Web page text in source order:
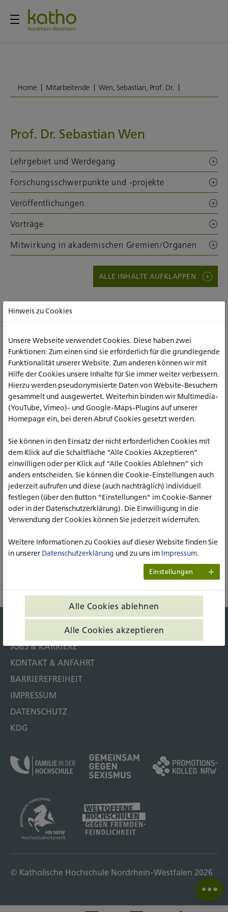
Home Mitarbeitende Wen, Sebastian, Prof. Dr.
Prof. Dr. Sebastian Wen
Lehrgebiet und Werdegang
Forschungsschwerpunkte und -projekte
Veröffentlichungen
Vorträge
Mitwirkung in akademischen Gremien/Organen
ALLE INHALTE AUFKLAPPEN
Prof. Dr. Sebastian Wen
Professor für Soziologie
Köln, Sozialwesen
0221 7757 375
s.wen(at)katho-nrw.de
Raum R316
DRUCKEN
JOBS & KARRIERE
KONTAKT & ANFAHRT
BARRIEREFREIHEIT
IMPRESSUM
DATENSCHUTZ
KDG
© Katholische Hochschule Nordrhein-Westfalen 2026
Hinweis zu Cookies
Unsere Webseite verwendet Cookies. Diese haben zwei
Funktionen: Zum einen sind sie erforderlich für die grundlegende
Funktionalität unserer Website. Zum anderen können wir mit
Hilfe der Cookies unsere Inhalte für Sie immer weiter verbessern.
Hierzu werden pseudonymisierte Daten von Website-Besuchern
gesammelt und ausgewertet. Weiterhin binden wir Multimedia-
(YouTube, Vimeo)- und Google-Maps-Plugins auf unserer
Homepage ein, bei deren Abruf Cookies gesetzt werden.
Sie können in den Einsatz der nicht erforderlichen Cookies mit
dem Klick auf die Schaltfläche “Alle Cookies Akzeptieren”
einwilligen oder per Klick auf “Alle Cookies Ablehnen” sich
anders entscheiden. Sie können die Cookie-Einstellungen auch
jederzeit aufrufen und diese (auch nachträglich) individuell
festlegen (über den Button "Einstellungen" im Cookie-Banner
oder in der Datenschutzerklärung). Die Einwilligung in die
Verwendung der Cookies können Sie jederzeit widerrufen.
Weitere Informationen zu Cookies auf dieser Website finden Sie
in unserer Datenschutzerklärung und zu uns im Impressum.
Einstellungen
Alle Cookies ablehnen
Alle Cookies akzeptieren